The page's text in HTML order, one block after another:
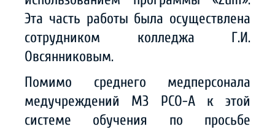
Эта часть работы была осуществлена
сотрудником колледжа Г.И.
Овсянниковым.
Помимо среднего медперсонала
медучреждений МЗ РСО-А к этой
системе обучения по просьбе